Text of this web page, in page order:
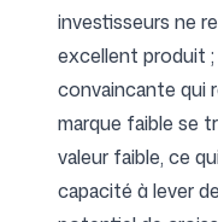
investisseurs ne
excellent produit
convaincante qui
marque faible se
valeur faible, ce
capacité à lever